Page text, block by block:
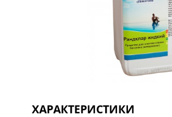
ХАРАКТЕРИСТИКИ